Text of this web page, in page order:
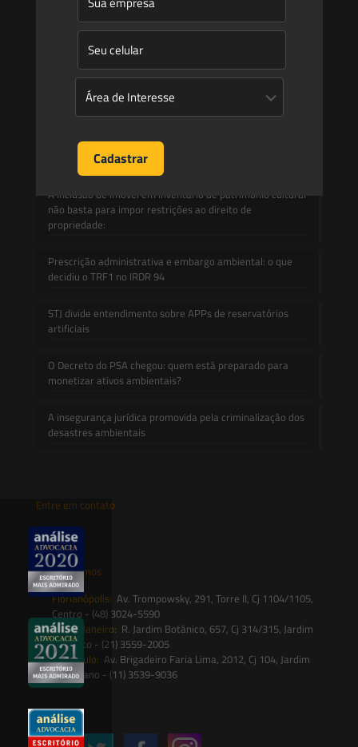
Contato
Mudanças climáticas, risco operacional e a relevância do
Plano Clima 2026 para as hidrelétricas
A inclusão de imóvel em inventário de patrimônio cultural
não basta para impor restrições ao direito de
propriedade:
Prescrição administrativa e embargo ambiental: o que
decidiu o TRF1 no IRDR 94
STJ divide entendimento sobre APPs de reservatórios
artificiais
O Decreto do PSA chegou: quem está preparado para
monetizar ativos ambientais?
A insegurança jurídica promovida pela criminalização dos
desastres ambientais
Entre em contato
contato@saesadvogados.com.br
Onde estamos
Florianópolis: Av. Trompowsky, 291, Torre II, Cj 1104/1105,
Centro - (48) 3024-5590
Rio de Janeiro: R. Jardim Botânico, 657, Cj 314/315, Jardim
Botânico - (21) 3559-2005
São Paulo: Av. Brigadeiro Faria Lima, 2012, Cj 104, Jardim
Paulistano - (11) 3539-9036
Siga-nos